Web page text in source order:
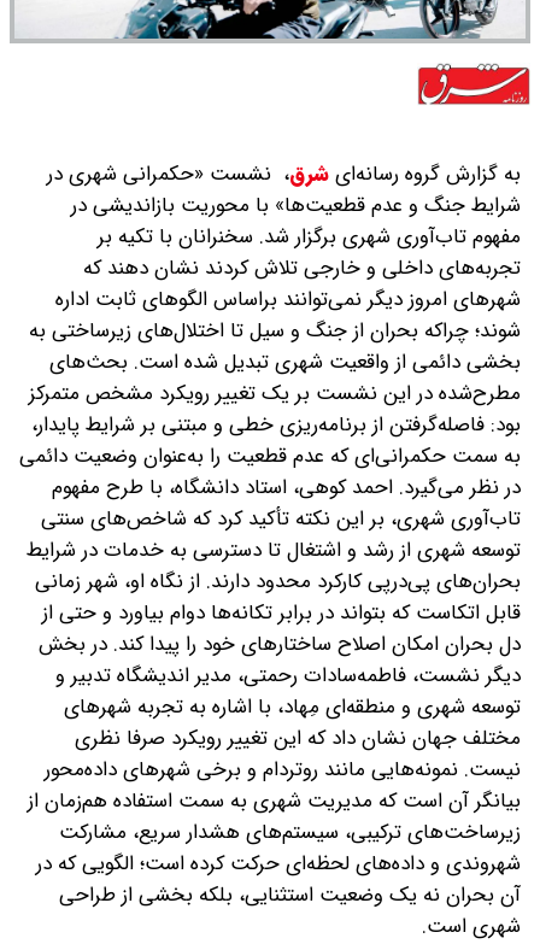
به گزارش گروه رسانه‌ایشرق، نشست «حکمرانی شهری در
شرایط جنگ و عدم‌ قطعیت‌ها» با محوریت بازاندیشی در
مفهوم تاب‌آوری شهری برگزار شد. سخنرانان با تکیه بر
تجربه‌های داخلی و خارجی تلاش کردند نشان دهند که
شهرهای امروز دیگر نمی‌توانند بر‌اساس الگوهای ثابت اداره
شوند؛ چرا‌که بحران از جنگ و سیل تا اختلال‌های زیرساختی به
بخشی دائمی از واقعیت شهری تبدیل شده است. بحث‌های
مطرح‌شده در این نشست بر یک تغییر رویکرد مشخص متمرکز
بود: فاصله‌گرفتن از برنامه‌ریزی خطی و مبتنی بر شرایط پایدار،
به سمت حکمرانی‌ای که عدم‌ قطعیت را به‌عنوان وضعیت دائمی
در نظر می‌گیرد. احمد کوهی، استاد دانشگاه، با طرح مفهوم
تاب‌آوری شهری، بر این نکته تأکید کرد که شاخص‌های سنتی
توسعه شهری از رشد و اشتغال تا دسترسی به خدمات در شرایط
بحران‌های پی‌درپی کارکرد محدود دارند. از نگاه او، شهر زمانی
قابل اتکاست که بتواند در برابر تکانه‌ها دوام بیاورد و حتی از
دل بحران امکان اصلاح ساختارهای خود را پیدا کند. در بخش
دیگر نشست، فاطمه‌سادات رحمتی، مدیر اندیشگاه تدبیر و
توسعه شهری و منطقه‌ای مِهاد، با اشاره به تجربه شهرهای
مختلف جهان نشان داد که این تغییر رویکرد صرفا نظری
نیست. نمونه‌هایی مانند روتردام و برخی شهرهای داده‌محور
بیانگر آن است که مدیریت شهری به سمت استفاده هم‌زمان از
زیرساخت‌های ترکیبی، سیستم‌های هشدار سریع، مشارکت
شهروندی و داده‌های لحظه‌ای حرکت کرده است؛ الگویی که در
آن بحران نه یک وضعیت استثنایی، بلکه بخشی از طراحی
شهری است.